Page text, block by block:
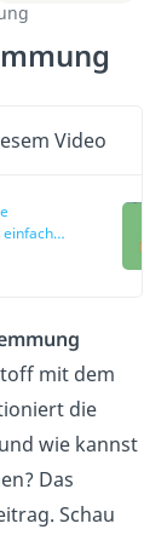
Video
einfach
mit dem
die
wie kannst
Das
Schau